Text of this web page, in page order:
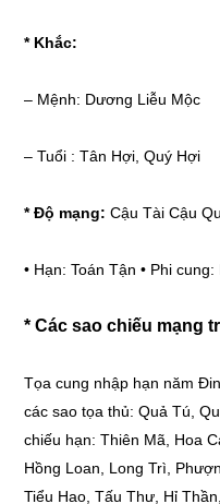
* Khắc:
– Mệnh: Dương Liễu Mộc
– Tuổi : Tân Hợi, Quý Hợi
* Độ mạng:Cậu Tài Cậu
• Hạn: Toán Tận • Phi
* Các sao chiếu mạng
Tọa cung nhập hạn năm
các sao tọa thủ: Quả Tú,
chiếu hạn: Thiên Mã, Hoa
Hồng Loan, Long Trì,
Tiểu Hao, Tấu Thư, Hỉ